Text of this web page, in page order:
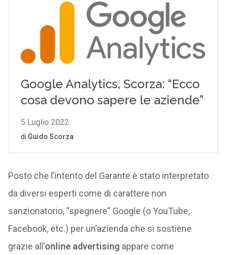
Posto che l’intento del Garante è stato interpretato
da diversi esperti come di carattere non
sanzionatorio, “spegnere” Google (o YouTube,
Facebook, etc.) per un’azienda che si sostiene
grazie all’online advertising appare come